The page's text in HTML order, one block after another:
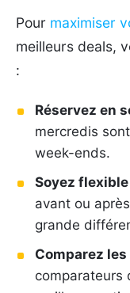
Pour maximiser
meilleurs deals,
:
Réservez en
mercredis
week-ends.
Soyez
avant ou
grande
Comparez
comparateurs